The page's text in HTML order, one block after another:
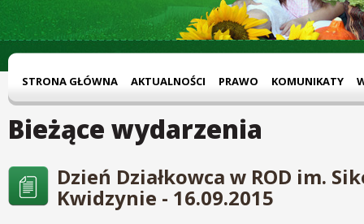
STRONA GŁÓWNA AKTUALNOŚCI PRAWO KOMUNIKATY
Bieżące wydarzenia
Dzień Działkowca w ROD im.
Kwidzynie - 16.09.2015